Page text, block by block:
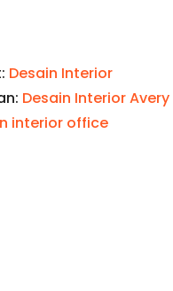
Desain Interior
Desain Interior Avery
interior office